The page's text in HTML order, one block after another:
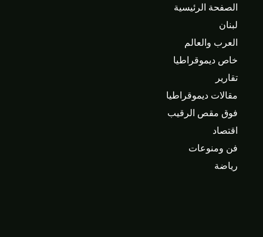
الصفحة الرئيسية
لبنان
العرب والعالم
خاص ديموقراطيا
تقارير
مقالات ديموقراطيا
فوق مقص الرقيب
اقتصاد
فن ومنوعات
رياضة